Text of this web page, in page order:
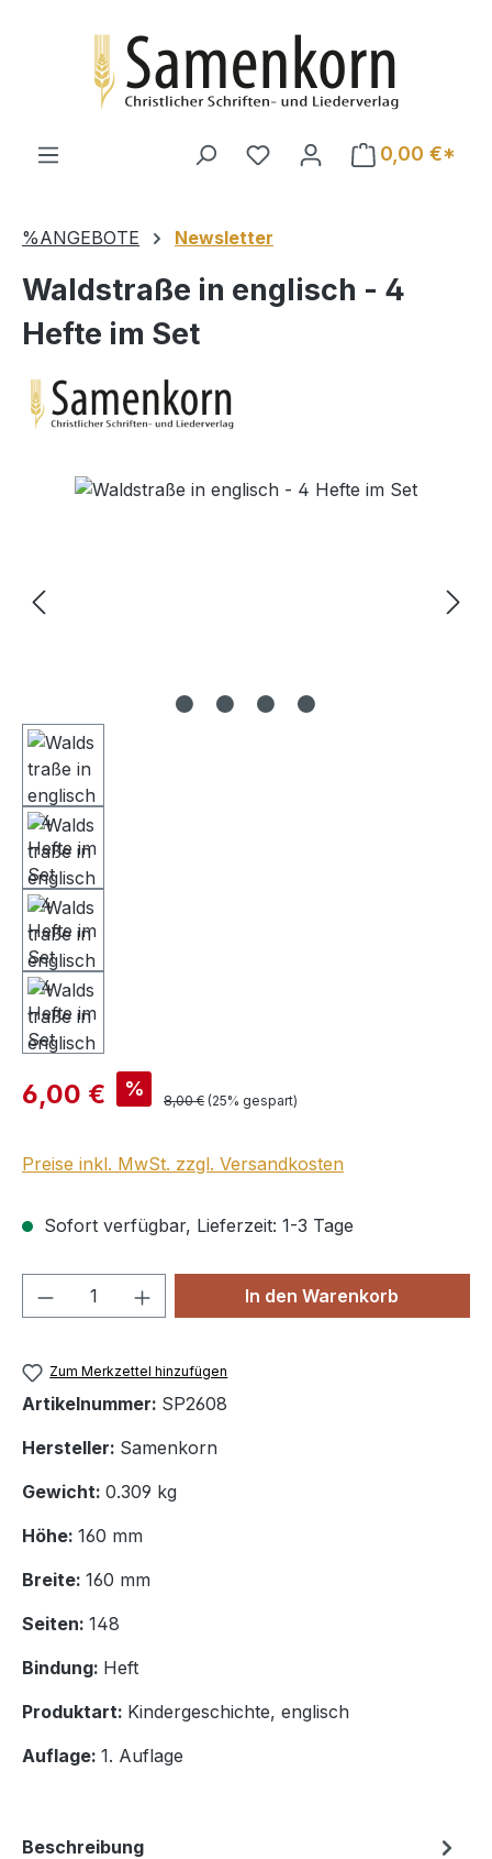
0,00 €*
%ANGEBOTE Newsletter
Waldstraße in englisch - 4
Hefte im Set
Bildergalerie überspringen
Verkaufspreis:
6,00 € % Regulärer Preis:
8,00 € (25% gespart)
Preise inkl. MwSt. zzgl. Versandkosten
Sofort verfügbar, Lieferzeit: 1-3 Tage
Produkt Anzahl: Gib denIn den Warenkorb
Zum Merkzettel hinzufügen
Artikelnummer: SP2608
Hersteller: Samenkorn
Gewicht: 0.309 kg
Höhe: 160 mm
Breite: 160 mm
Seiten: 148
Bindung: Heft
Produktart: Kindergeschichte, englisch
Auflage: 1. Auflage
Beschreibung